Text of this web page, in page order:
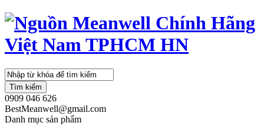
Tìm kiếm
0909 046 626
BestMeanwell@gmail.com
Danh mục sản phẩm